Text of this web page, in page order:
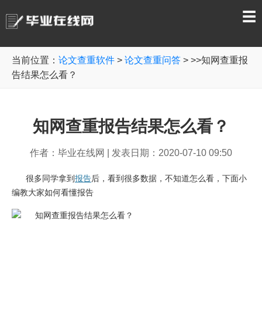
☰
当前位置： 论文查重软件 > 论文查重问答 > >>知网查重报
告结果怎么看？
知网查重报告结果怎么看？
作者：毕业在线网 发表日期：2020-07-10 09:50
很多同学拿到 报告后，看到很多数据，不知道怎么看，下面小
编教大家如何看懂报告